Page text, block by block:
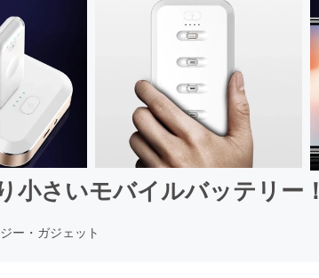
小さいモバイルバッテリー！
ー・ガジェット